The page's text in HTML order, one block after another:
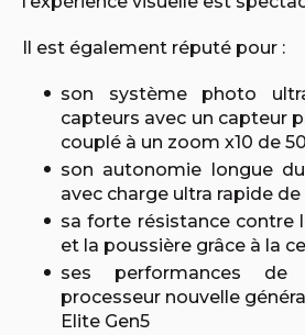
Il est également réputé pour :
son système photo
capteurs avec un capteur
couplé à un zoom x10 de
son autonomie longue
avec charge ultra rapide
sa forte résistance contre
et la poussière grâce à la
ses performances
processeur nouvelle
Elite Gen5